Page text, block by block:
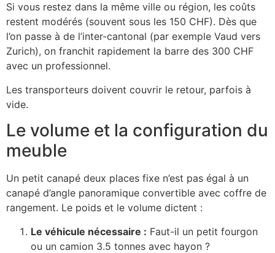
Si vous restez dans la même ville ou région, les coûts
restent modérés (souvent sous les 150 CHF). Dès que
l’on passe à de l’inter-cantonal (par exemple Vaud vers
Zurich), on franchit rapidement la barre des 300 CHF
avec un professionnel.
Les transporteurs doivent couvrir le retour, parfois à
vide.
Le volume et la configuration du
meuble
Un petit canapé deux places fixe n’est pas égal à un
canapé d’angle panoramique convertible avec coffre de
rangement. Le poids et le volume dictent :
Le véhicule nécessaire : Faut-il un petit fourgon
ou un camion 3.5 tonnes avec hayon ?